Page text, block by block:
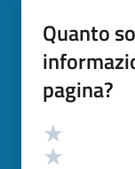
Quanto
pagina?
Valutazione